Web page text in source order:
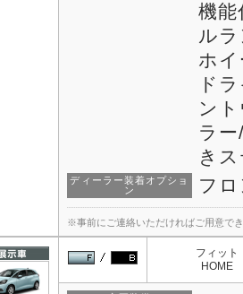
機
ル
ホ
ド
ン
ラ
き
ディーラー装着オプショ
ン
フ
※事前にご連絡いただければご用意で
フィット
HOME